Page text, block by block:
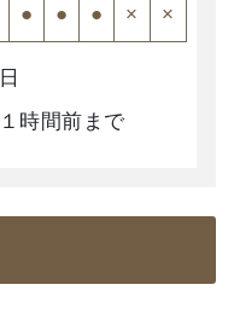
● ● ● × ×
時間前まで